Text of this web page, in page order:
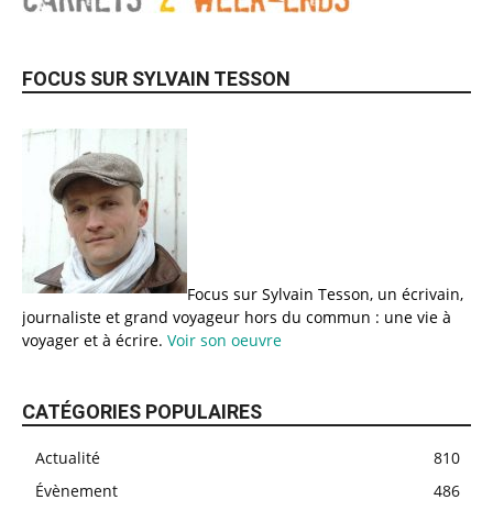
FOCUS SUR SYLVAIN TESSON
Focus sur Sylvain Tesson, un écrivain,
journaliste et grand voyageur hors du commun : une vie à
voyager et à écrire. Voir son oeuvre
CATÉGORIES POPULAIRES
Actualité
810
Évènement
486